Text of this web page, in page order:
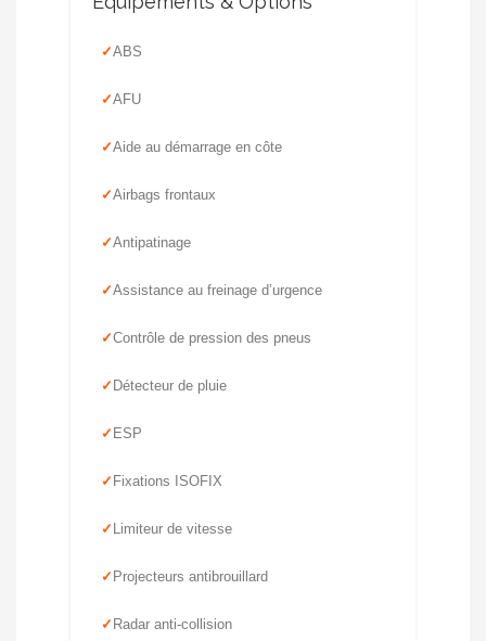
ABS
AFU
Aide au démarrage en côte
Airbags frontaux
Antipatinage
Assistance au freinage d’urgence
Contrôle de pression des pneus
Détecteur de pluie
ESP
Fixations ISOFIX
Limiteur de vitesse
Projecteurs antibrouillard
Radar anti-collision